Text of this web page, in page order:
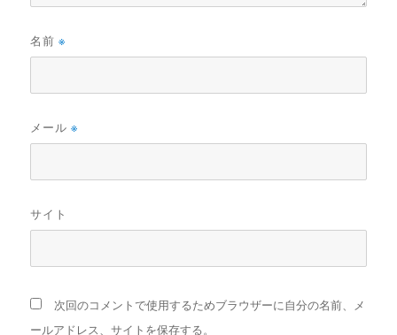
名前※
メール※
サイト
次回のコメントで使用するためブラウザーに自分の名前、メ
ールアドレス、サイトを保存する。